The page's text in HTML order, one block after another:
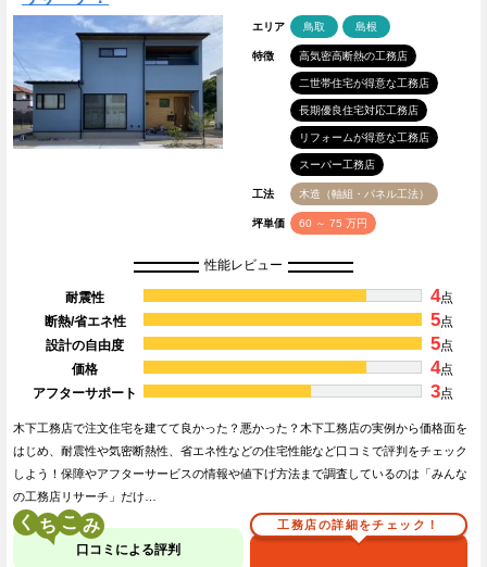
エリア 鳥取 島根
特徴 高気密高断熱の工務店
二世帯住宅が得意な工務店
長期優良住宅対応工務店
リフォームが得意な工務店
スーパー工務店
工法 木造（軸組・パネル工法）
坪単価 60 ～ 75 万円
性能レビュー
耐震性 4点
断熱/省エネ性
5点
設計の自由度
5点
価格
4点
アフターサポート
3点
木下工務店で注文住宅を建てて良かった？悪かった？木下工務店の実例から価格面を
はじめ、耐震性や気密断熱性、省エネ性などの住宅性能など口コミで評判をチェック
しよう！保障やアフターサービスの情報や値下げ方法まで調査しているのは「みんな
の工務店リサーチ」だけ…
く こ
口コミによる評判
工務店の詳細をチェック！